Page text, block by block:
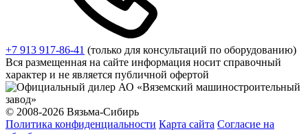
+7 913 917-86-41 (только для консультаций по оборудованию)
Вся размещенная на сайте информация носит справочный
характер и не является публичной офертой
© 2008-2026 Вязьма-Сибирь
Политика конфиденциальности Карта сайта Согласие на